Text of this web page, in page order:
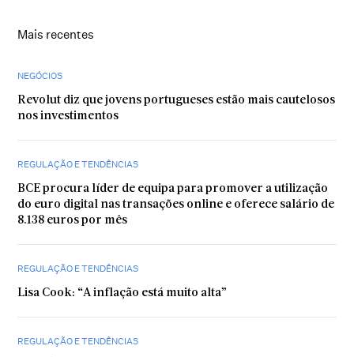
Mais recentes
NEGÓCIOS
Revolut diz que jovens portugueses estão mais cautelosos
nos investimentos
REGULAÇÃO E TENDÊNCIAS
BCE procura líder de equipa para promover a utilização
do euro digital nas transações online e oferece salário de
8.138 euros por mês
REGULAÇÃO E TENDÊNCIAS
Lisa Cook: “A inflação está muito alta”
REGULAÇÃO E TENDÊNCIAS